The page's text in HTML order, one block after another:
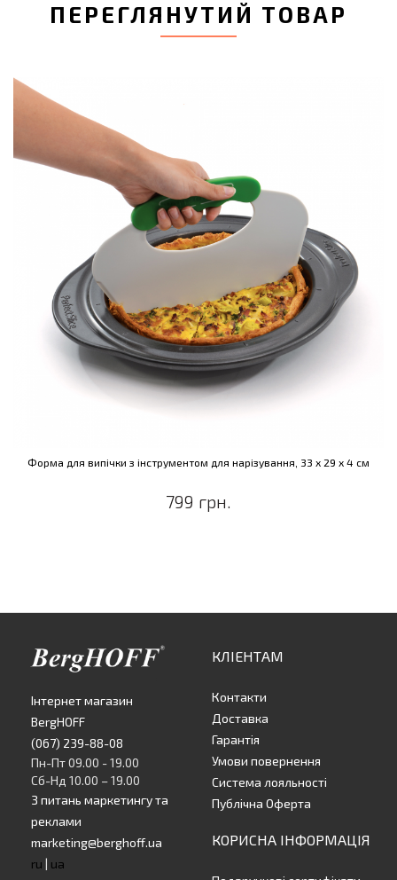
ПЕРЕГЛЯНУТИЙ ТОВАР
Форма для випічки з інструментом для нарізування, 33 х 29 х 4 см
799 грн.
Інтернет магазин
BergHOFF
(067) 239-88-08
Пн-Пт 09.00 - 19.00
Сб-Нд 10.00 – 19.00
З питань маркетингу та
реклами
marketing@berghoff.ua
ru | ua
КЛІЕНТАМ
Контакти
Доставка
Гарантія
Умови повернення
Система лояльності
Публічна Оферта
КОРИСНА ІНФОРМАЦІЯ